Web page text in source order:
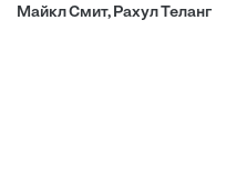
Майкл Смит, Рахул Теланг